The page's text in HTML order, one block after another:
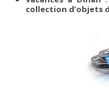
collection d’objets